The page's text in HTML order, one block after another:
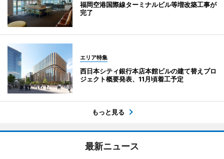
福岡空港国際線ターミナルビル等増改築工事が
完了
エリア特集
西日本シティ銀行本店本館ビルの建て替えプロ
ジェクト概要発表、11月頃着工予定
もっと見る
最新ニュース